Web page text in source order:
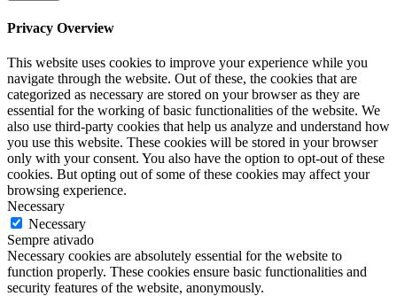
Privacy Overview
This website uses cookies to improve your experience while you
navigate through the website. Out of these, the cookies that are
categorized as necessary are stored on your browser as they are
essential for the working of basic functionalities of the website. We
also use third-party cookies that help us analyze and understand how
you use this website. These cookies will be stored in your browser
only with your consent. You also have the option to opt-out of these
cookies. But opting out of some of these cookies may affect your
browsing experience.
Necessary
Necessary
Sempre ativado
Necessary cookies are absolutely essential for the website to
function properly. These cookies ensure basic functionalities and
security features of the website, anonymously.